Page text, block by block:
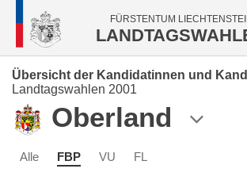
FÜRSTENTUM
Übersicht der Kandidatinnen und
Landtagswahlen 2001
Oberland
Alle FBP VU FL